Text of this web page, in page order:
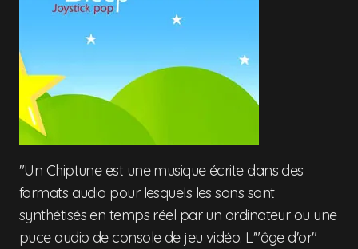
"Un Chiptune est une musique écrite dans des
formats audio pour lesquels les sons sont
synthétisés en temps réel par un ordinateur ou une
puce audio de console de jeu vidéo. L'"âge d'or"